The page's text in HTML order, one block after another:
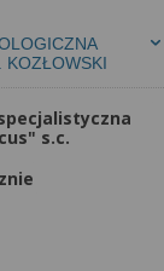
KOZŁOWSKI
s.c.